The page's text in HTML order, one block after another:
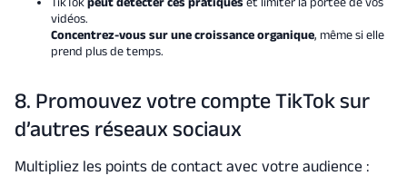
vidéos.
Concentrez-vous sur une croissance organique, même si elle
prend plus de temps.
8. Promouvez votre compte TikTok sur
d’autres réseaux sociaux
Multipliez les points de contact avec votre audience :